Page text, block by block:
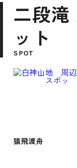
二段滝
ット
SPOT
猿飛渡舟